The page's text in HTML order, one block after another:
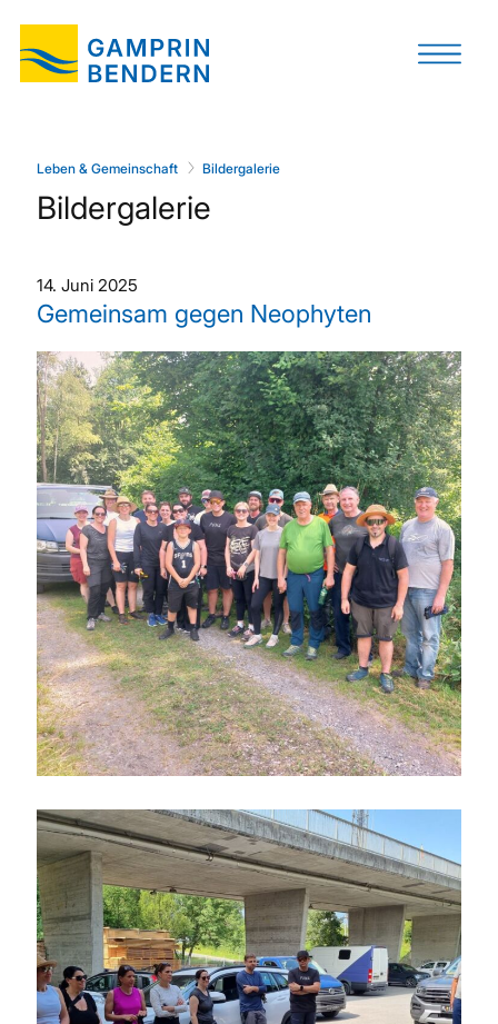
Leben & Gemeinschaft Bildergalerie
Bildergalerie
14. Juni 2025
Gemeinsam gegen Neophyten